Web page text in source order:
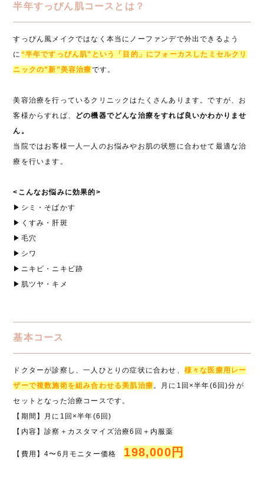
半年すっぴん肌コースとは？
すっぴん風メイクではなく本当にノーファンデで外出できるよう
に “半年ですっぴん肌”という「目的」にフォーカスしたミセルクリ
ニックの”新”美容治療です。
美容治療を行っているクリニックはたくさんあります。ですが、お
客様からすれば、
どの機器でどんな治療をすれば良いかわかりませ
ん。
当院ではお客様一人一人のお悩みやお肌の状態に合わせて最適な治
療を行います。
<こんなお悩みに効果的>
▶シミ・そばかす
▶くすみ・肝斑
▶毛穴
▶シワ
▶ニキビ・ニキビ跡
▶肌ツヤ・キメ
基本コース
ドクターが診察し、一人ひとりの症状に合わせ、 様々な医療用レー
ザーで複数施術を組み合わせる美肌治療 。月に1回×半年(6回)分が
セットとなった治療コースです。
【期間】月に1回×半年(6回)
【内容】診察＋カスタマイズ治療6回＋内服薬
【費用】4〜6月モニター価格 198,000円